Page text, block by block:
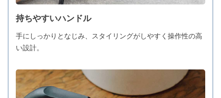
持ちやすいハンドル
手にしっかりとなじみ、スタイリングがしやすく操作性の高
い設計。